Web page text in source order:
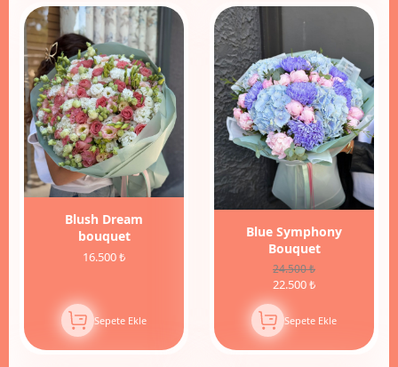
Blush Dream
bouquet
16.500 ₺
Sepete Ekle
Blue Symphony
Bouquet
24.500 ₺
22.500 ₺
Sepete Ekle